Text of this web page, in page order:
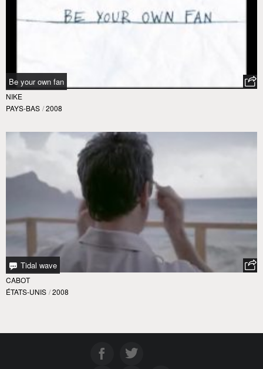
Be your own fan
NIKE
PAYS-BAS / 2008
Tidal wave
CABOT
ÉTATS-UNIS / 2008